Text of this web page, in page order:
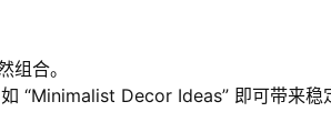
合。
“Minimalist Decor Ideas” 即可带来稳